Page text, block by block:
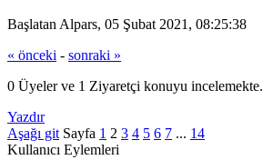
Başlatan Alpars, 05 Şubat 2021, 08:25:38
« önceki - sonraki »
0 Üyeler ve 1 Ziyaretçi konuyu incelemekte.
Yazdır
Aşağı git Sayfa 1 2 3 4 5 6 7 ... 14
Kullanıcı Eylemleri